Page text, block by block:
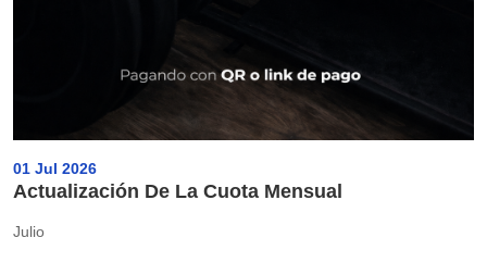
01 Jul 2026
Actualización De La Cuota Mensual
Julio